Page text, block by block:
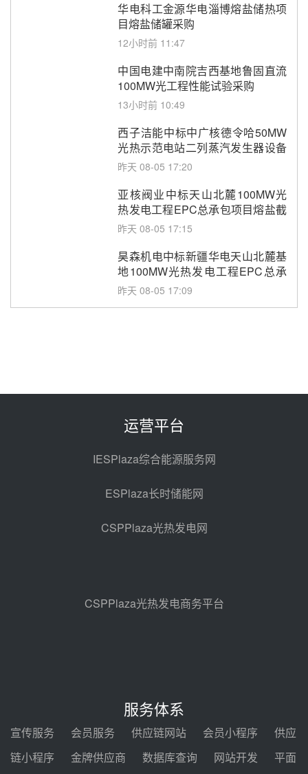
华电科工金源华电淄博熔盐储热项
目熔盐储罐采购
12小时前 11:47
中国电建中南院吉西基地鲁固直流
100MW光工程性能试验采购
13小时前 10:49
西子洁能中标中广核德令哈50MW
光热示范电站二列蒸汽发生器设备
采购
昨天 08-05 17:20
亚核阀业中标天山北麓100MW光
热发电工程EPC总承包项目熔盐截
止阀、熔盐三偏心蝶阀采购
昨天 08-05 17:15
昊森机电中标新疆华电天山北麓基
地100MW光热发电工程EPC总承
包项目熔盐介质超声波流量计采购
昨天 08-05 17:09
电机组灵活性改造项目三元液态盐
2026-2029年熔盐介质框架协议
中能建华中试研院中标重能新疆
100MW光热项目机组调试及性能
试验
昨天 08-05 10:41
格局
昨天 08-05 09:11
锅中标格尔木项目蒸汽发生系统
甘肃建投安装公司赴京洽谈，深化
瓜州、博州光热项目战略合作
运营平台
IESPlaza综合能源服务网
ESPlaza长时储能网
CSPPlaza光热发电网
CSPPlaza光热发电商务平台
服务体系
宣传服务 会员服务 供应链网站 会员小程序
供应
链小程序
金牌供应商 数据库查询 网站开发 平面